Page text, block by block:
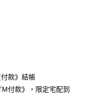
跳轉至「AFTEE先享後付」
的連結，可透過四大超商／
交易完成。
若您需要取消訂單，請聯絡
有效，需透過AFTEE先享
款》結帳
付款》，限定宅配到